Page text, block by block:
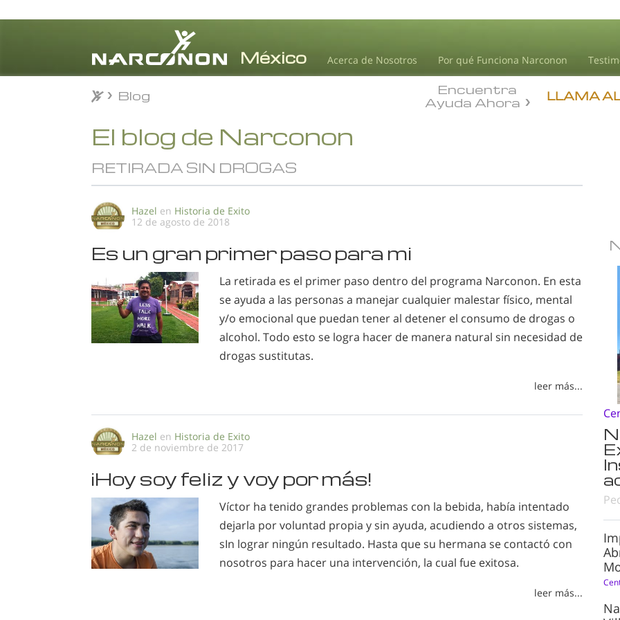
Acerca de Nosotros Por qué Funciona Narconon
LLAMA
Encuentra
Ayuda Ahora
Blog
El blog de Narconon
RETIRADA SIN DROGAS
Hazel en Historia de Exito
12 de agosto de 2018
Es un gran primer paso para mi
La retirada es el primer paso dentro del programa Narconon. En esta
se ayuda a las personas a manejar cualquier malestar físico, mental
y/o emocional que puedan tener al detener el consumo de drogas o
alcohol. Todo esto se logra hacer de manera natural sin necesidad de
drogas sustitutas.
leer más...
Hazel en Historia de Exito
2 de noviembre de 2017
¡Hoy soy feliz y voy por más!
Víctor ha tenido grandes problemas con la bebida, había intentado
dejarla por voluntad propia y sin ayuda, acudiendo a otros sistemas,
sIn lograr ningún resultado. Hasta que su hermana se contactó con
nosotros para hacer una intervención, la cual fue exitosa.
leer más...
Blog